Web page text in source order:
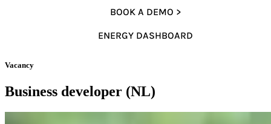
BOOK A DEMO >
ENERGY DASHBOARD
Vacancy
Business developer (NL)